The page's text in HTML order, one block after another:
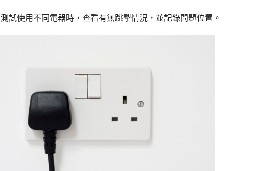
測試使用不同電器時，查看有無跳掣情況，並記錄問題位置。